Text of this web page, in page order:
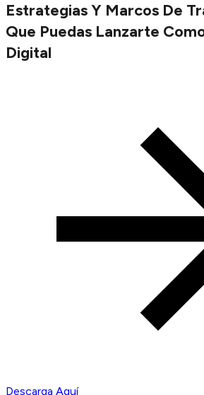
Estrategias Y Marcos De
Que Puedas Lanzarte
Digital
Descarga Aquí